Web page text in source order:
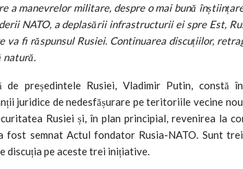
a manevrelor militare, despre o mai bună
NATO, a deplasării infrastructurii ei spre Est,
va fi răspunsul Rusiei. Continuarea discuțiilor,
natură.
președintele Rusiei, Vladimir Putin, constă
juridice de nedesfășurare pe teritoriile vecine
Rusiei și, în plan principial, revenirea la
fost semnat Actul fondator Rusia-NATO. Sunt
discuția pe aceste trei inițiative.